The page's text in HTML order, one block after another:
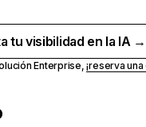
tu visibilidad en la IA →
Enterprise,¡reserva